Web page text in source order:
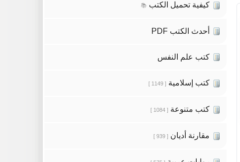
كيفية تحميل الكتب 📚
أحدث الكتب PDF
كتب علم النفس
كتب إسلامية [ 1149 ]
كتب متنوعة [ 1084 ]
مقارنة أديان [ 939 ]